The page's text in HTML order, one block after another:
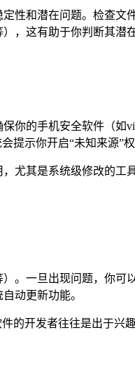
性和潜在问题。检查文
，这有助于你判断其潜
你的手机安全软件（如
提示你开启“未知来源”权
尤其是系统级修改的工
。一旦出现问题，你可
动更新功能。
的开发者往往是出于兴